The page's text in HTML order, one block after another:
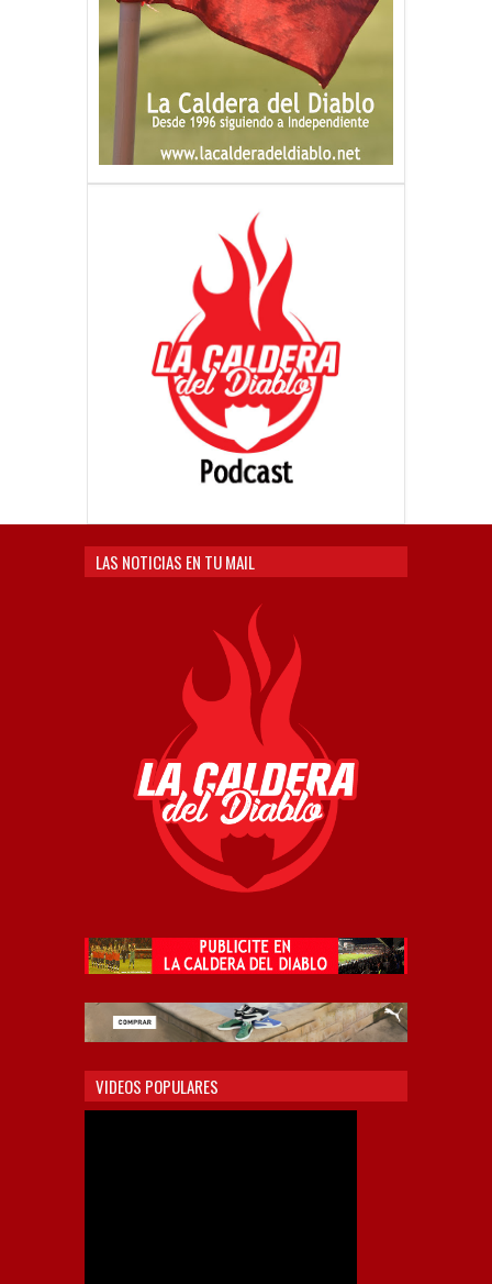
LAS NOTICIAS EN TU MAIL
VIDEOS POPULARES